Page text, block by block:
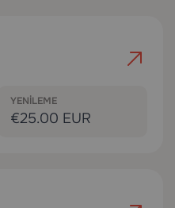
YENILEME
€25.00 EUR